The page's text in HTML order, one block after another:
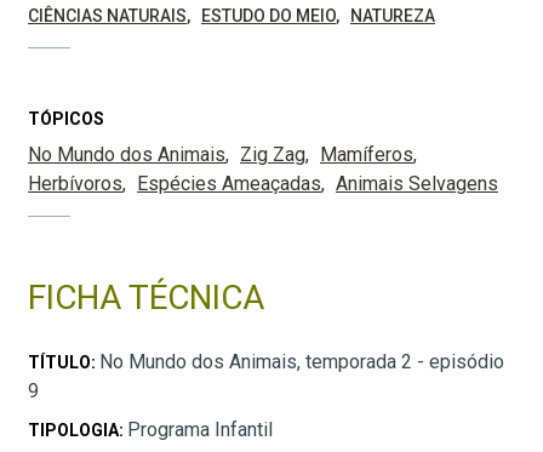
CIÊNCIAS NATURAIS
ESTUDO DO MEIO NATUREZA
TÓPICOS
No Mundo dos Animais Zig Zag
Mamíferos
Herbívoros
Espécies Ameaçadas Animais Selvagens
FICHA TÉCNICA
TÍTULO: No Mundo dos Animais, temporada 2 - episódio
9
TIPOLOGIA: Programa Infantil